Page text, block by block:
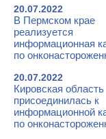
20.07.2022
В Пермском крае
реализуется
информационная
по
20.07.2022
Кировская область
присоединилась к
информационной
по